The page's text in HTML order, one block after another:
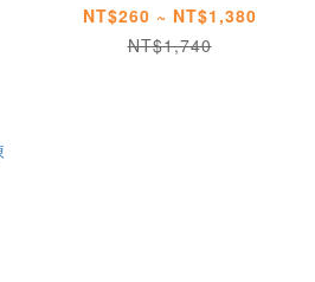
NT$260 ~ NT$1,380
NT$1,740